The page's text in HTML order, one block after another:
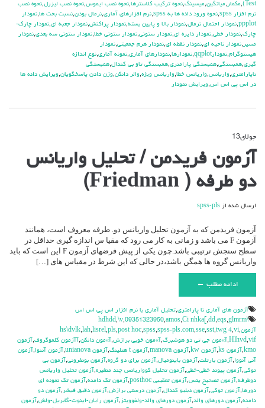
Test)
,مكمار ,ميانگين,ميسينگ,نحوه تركيب كلاسترها,نحوه نصب ايموس,نحوه نصب ليزرل,نحوه نصب
نرم افزار spss
,نحوه ورود داده ها به spss ,نرم افزارهاي آماري,نرمال بودن,نسبت بخت ها,نمودار
ppplot
,نمودار احتمال نرمال,نمودار بالا و پايين بسته,نمودار پراكنش,نمودار جعبه اي,نمودار چارك-
چارك,نمودار خطي,نمودار دايره اي,نمودار ستوني,نمودار ستوني خطا,نمودار ستوني سه بعدي,نمودار
مسير ,نمودار ناحيه اي,نمودار نقطه اي,نمودار هرم جمعيتي,نمودار
هيستوگرام,نمودارqqplot ,نمودارها,نمودارهاي آماري,نمونه آماري,نوع اندازه
گيري,همبستگي,همبستگي پارامتري,همبستگي تاو بي کندال,همبستگي
ناپارامتري,واريانس,واريانس خطا,واريانس ويژه,والر دانكن,وزن دادن پاسخگويان,ويرايش داده ها
در اس پي اس اس,ويرايش نمودار
جولای13
آزمون
فریدمن
/
تحلیل
دو
Friedman)
آزمون فریدمن / تحلیل واریانس
دو طرفه ( Friedman)
ارسال شده از spss-pls
آزمون فریدمن که به آزمون تحلیل واریانس دو. طرفه معروف است، همانند
آزمون F می باشد و زمانی به کار می رود که مقیا س اندازه گیری حداقل در
سطح سنجش ترتیبی باشد.چون یکی از پیش فرضهای آزمون F این است که باید
واریانس گروه ها همگن باشد،در حالی که این شرط در مقیاس های […]
ادامه مطلب ←
آزمون هاي آماري نا پارامتري,تحليل آماري با نرم افزار اس پي اس اس
\hdhdd
,\v,09351323950,amos,Ci nhka[ ,dd,eqs,glmrm
آزمون,
hs\dvlk,lah,lisrel,pls,post hoc,spss,spss-pls.com,sse,sst,twg 4,vi
Hlhvd,vif
,آ»مون جي تي دو هوشبرگ,آ»مون خوبي برازش,آ»مون دانكن,آآزمون كلموگروف,آزمون
kmo
,آزمون ks ,آزمون kw ,آزمون manova ,آزمون t هتلينگ ,آزمون unianova ,آزمون آننوا,آزمون
آني آنووا,آزمون بارتلت,آزمون باينوميال,آزمون براي دو گروه,آزمون بونفروني,آزمون بي
توكي,آزمون پيوند خطي-خطي,آزمون تحليل كوواريانس چند متغيره,آزمون تحليل واريانس
دوطرفه,آزمون تصحيح يتس,آزمون تعقيبي posthoc ,آزمون تك دامنه,آزمون تك نمونه اي
دورها,آزمون توكي,آزمون دبليو كندال,آزمون درستي برازش,آزمون دقيق فيشر ,آزمون دو
دامنه,آزمون دورهاي والد,آزمون دورهاي والد-ولفوويتز ,آزمون رايان-اينوت-گابريل-ولش,آزمون